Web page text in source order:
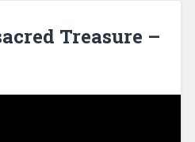
Treasure –